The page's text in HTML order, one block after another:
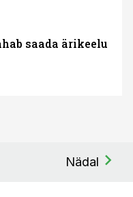
saada ärikeelu
Nädal